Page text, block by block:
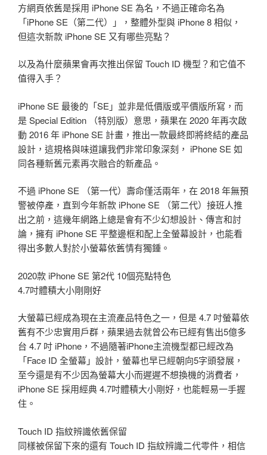
方網頁依舊是採用 iPhone SE 為名，不過正確命名為
「iPhone SE（第二代）」，整體外型與 iPhone 8 相似，
但這次新款 iPhone SE 又有哪些亮點？
以及為什麼蘋果會再次推出保留 Touch ID 機型？和它值不
值得入手？
iPhone SE 最後的「SE」並非是低價版或平價版所寫，而
是 Special Edition （特別版）意思，蘋果在 2020 年再次啟
動 2016 年 iPhone SE 計畫，推出一款最終即將終結的產品
設計，這規格與味道讓我們非常印象深刻， iPhone SE 如
同各種新舊元素再次融合的新產品。
不過 iPhone SE （第一代）壽命僅活兩年，在 2018 年無預
警被停產，直到今年新款 iPhone SE （第二代）接班人推
出之前，這幾年網路上總是會有不少幻想設計、傳言和討
論，擁有 iPhone SE 平整邊框和配上全螢幕設計，也能看
得出多數人對於小螢幕依舊情有獨鍾。
2020款 iPhone SE 第2代 10個亮點特色
4.7吋體積大小剛剛好
大螢幕已經成為現在主流產品特色之一，但是 4.7 吋螢幕依
舊有不少忠實用戶群，蘋果過去就曾公布已經有售出5億多
台 4.7 吋 iPhone，不過隨著iPhone主流機型都已經改為
「Face ID 全螢幕」設計，螢幕也早已經朝向5字頭發展，
至今還是有不少因為螢幕大小而遲遲不想換機的消費者，
iPhone SE 採用經典 4.7吋體積大小剛好，也能輕易一手握
住。
Touch ID 指紋辨識依舊保留
同樣被保留下來的還有 Touch ID 指紋辨識二代零件，相信